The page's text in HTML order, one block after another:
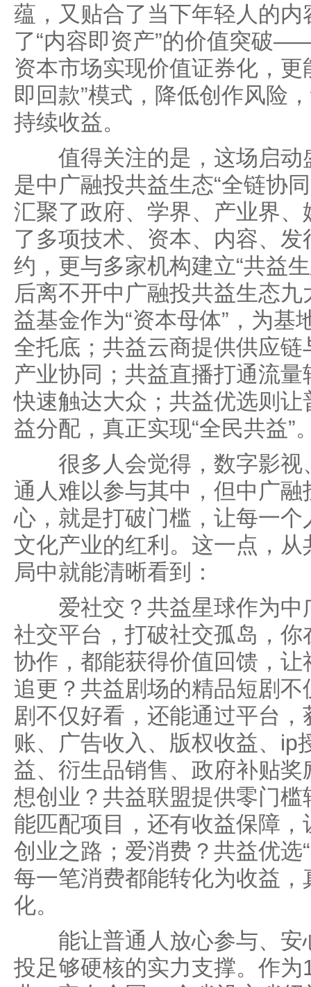
蕴，又贴合了当下年轻人的
了“内容即资产”的价值突破
资本市场实现价值证券化，更
即回款”模式，降低创作风险
持续收益。
值得关注的是，这场启动
是中广融投共益生态“全链协
汇聚了政府、学界、产业界
了多项技术、资本、内容、
约，更与多家机构建立“共益
后离不开中广融投共益生态
益基金作为“资本母体”，为基
全托底；共益云商提供供应
产业协同；共益直播打通流
快速触达大众；共益优选则
益分配，真正实现“全民共益”
很多人会觉得，数字影视
通人难以参与其中，但中广
心，就是打破门槛，让每一
文化产业的红利。这一点，
局中就能清晰看到：
爱社交？共益星球作为中
社交平台，打破社交孤岛，
协作，都能获得价值回馈，
追更？共益剧场的精品短剧
剧不仅好看，还能通过平台
账、广告收入、版权收益、ip
益、衍生品销售、政府补贴
想创业？共益联盟提供零门
能匹配项目，还有收益保障
创业之路；爱消费？共益优选
每一笔消费都能转化为收益
化。
能让普通人放心参与、安
投足够硬核的实力支撑。作